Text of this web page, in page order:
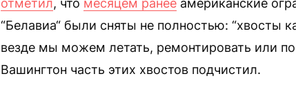
отметил, что месяцем ранее американские
“Белавиа“ были сняты не полностью: “хвосты
везде мы можем летать, ремонтировать или
Вашингтон часть этих хвостов подчистил.